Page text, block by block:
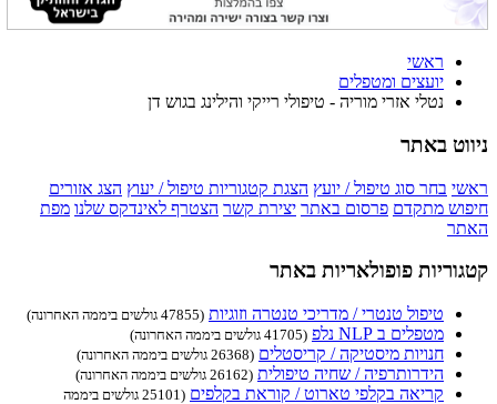
ראשי
יועצים ומטפלים
נטלי אזרי מוריה - טיפולי רייקי והילינג בגוש דן
ניווט באתר
ראשי בחר סוג טיפול / יועץ הצגת קטגוריות טיפול / יעוץ הצג אזורים
חיפוש מתקדם פרסום באתר יצירת קשר הצטרף לאינדקס שלנו מפת
האתר
קטגוריות פופולאריות באתר
טיפול טנטרי / מדריכי טנטרה וזוגיות (47855 גולשים ביממה האחרונה)
מטפלים ב NLP נלפ (41705 גולשים ביממה האחרונה)
חנויות מיסטיקה / קריסטלים (26368 גולשים ביממה האחרונה)
הידרותרפיה / שחיה טיפולית (26162 גולשים ביממה האחרונה)
קריאה בקלפי טארוט / קוראת בקלפים
(25101 גולשים ביממה